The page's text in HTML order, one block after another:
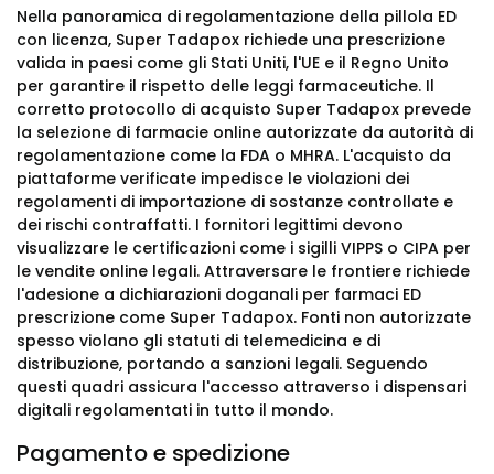
Nella panoramica di regolamentazione della pillola ED
con licenza, Super Tadapox richiede una prescrizione
valida in paesi come gli Stati Uniti, l'UE e il Regno Unito
per garantire il rispetto delle leggi farmaceutiche. Il
corretto protocollo di acquisto Super Tadapox prevede
la selezione di farmacie online autorizzate da autorità di
regolamentazione come la FDA o MHRA. L'acquisto da
piattaforme verificate impedisce le violazioni dei
regolamenti di importazione di sostanze controllate e
dei rischi contraffatti. I fornitori legittimi devono
visualizzare le certificazioni come i sigilli VIPPS o CIPA per
le vendite online legali. Attraversare le frontiere richiede
l'adesione a dichiarazioni doganali per farmaci ED
prescrizione come Super Tadapox. Fonti non autorizzate
spesso violano gli statuti di telemedicina e di
distribuzione, portando a sanzioni legali. Seguendo
questi quadri assicura l'accesso attraverso i dispensari
digitali regolamentati in tutto il mondo.
Pagamento e spedizione